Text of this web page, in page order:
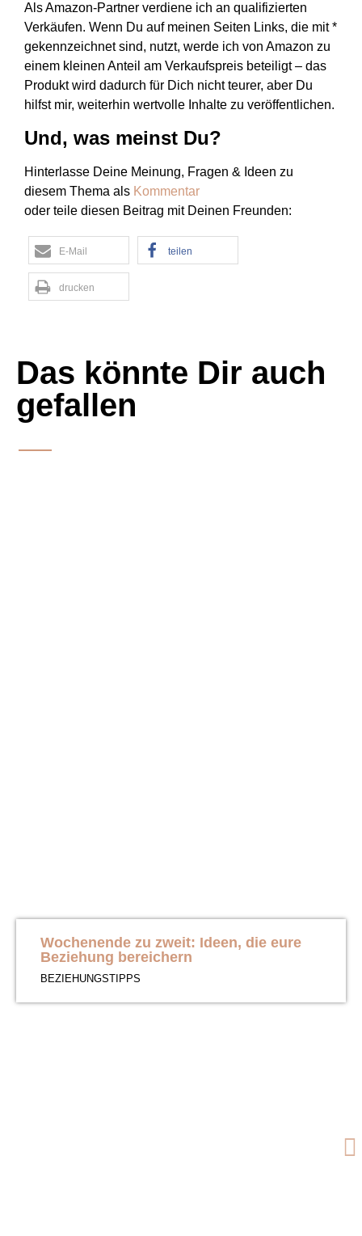
Als Amazon-Partner verdiene ich an qualifizierten
Verkäufen. Wenn Du auf meinen Seiten Links, die mit *
gekennzeichnet sind, nutzt, werde ich von Amazon zu
einem kleinen Anteil am Verkaufspreis beteiligt – das
Produkt wird dadurch für Dich nicht teurer, aber Du
hilfst mir, weiterhin wertvolle Inhalte zu veröffentlichen.
Und, was meinst Du?
Hinterlasse Deine Meinung, Fragen & Ideen zu
diesem Thema als Kommentar
oder teile diesen Beitrag mit Deinen Freunden:
E-Mail teilen
drucken
Das könnte Dir auch
gefallen
Wochenende zu zweit: Ideen, die eure
Beziehung bereichern
BEZIEHUNGSTIPPS